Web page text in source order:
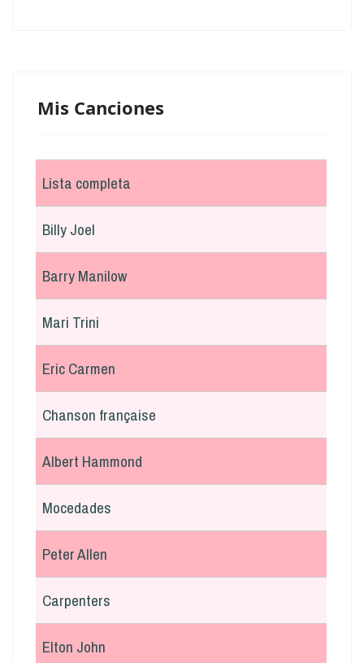
Mis Canciones
Lista completa
Billy Joel
Barry Manilow
Mari Trini
Eric Carmen
Chanson française
Albert Hammond
Mocedades
Peter Allen
Carpenters
Elton John